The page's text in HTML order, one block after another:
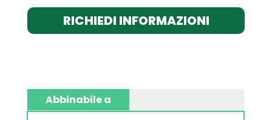
RICHIEDI INFORMAZIONI
Abbinabile a